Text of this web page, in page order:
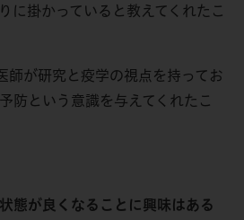
に掛かっていると教えてくれたこ
が研究と疫学の視点を持ってお
防という意識を与えてくれたこ
態が良くなることに興味はある